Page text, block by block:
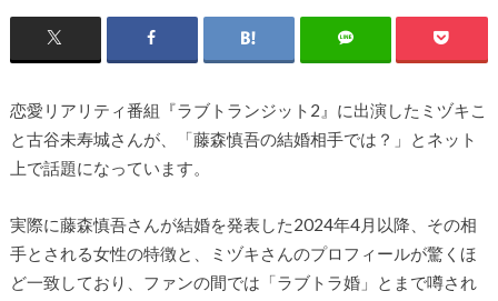
恋愛リアリティ番組『ラブトランジット2』に出演したミヅキこ
と古谷未寿城さんが、「藤森慎吾の結婚相手では？」とネット
上で話題になっています。
実際に藤森慎吾さんが結婚を発表した2024年4月以降、その相
手とされる女性の特徴と、ミヅキさんのプロフィールが驚くほ
ど一致しており、ファンの間では「ラブトラ婚」とまで噂され